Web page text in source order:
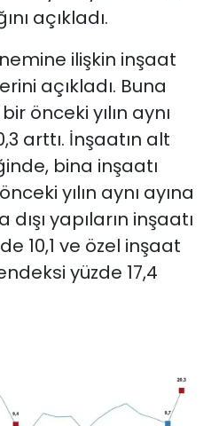
açıkladı.
ilişkin inşaat
açıkladı. Buna
önceki yılın aynı
arttı. İnşaatın alt
bina inşaatı
yılın aynı ayına
yapıların inşaatı
10,1 ve özel inşaat
yüzde 17,4